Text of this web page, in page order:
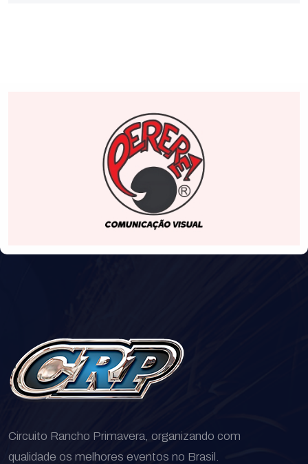
Circuito Rancho Primavera, organizando com
qualidade os melhores eventos no Brasil.